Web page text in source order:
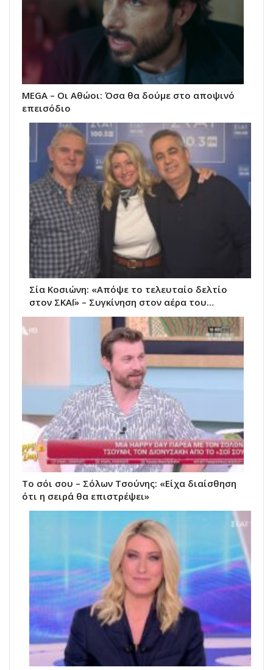
MEGA – Οι Αθώοι: Όσα θα δούμε στο αποψινό
επεισόδιο
Σία Κοσιώνη: «Απόψε το τελευταίο δελτίο
στον ΣΚΑΪ» – Συγκίνηση στον αέρα του…
Το σόι σου – Σόλων Τσούνης: «Είχα διαίσθηση
ότι η σειρά θα επιστρέψει»